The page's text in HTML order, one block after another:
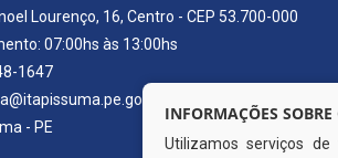
Lourenço, 16, Centro - CEP 53.700-000
07:00hs às 13:00hs
1647
- PE
INFORMAÇÕES SOBRE
Utilizamos serviços